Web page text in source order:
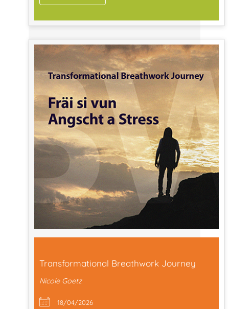
Transformational Breathwork Journey
Nicole Goetz
18/04/2026